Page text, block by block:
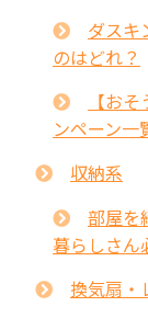
ダスキ
のはどれ？
【お
ンペーン一
収納系
部屋を
暮らしさん
換気扇・